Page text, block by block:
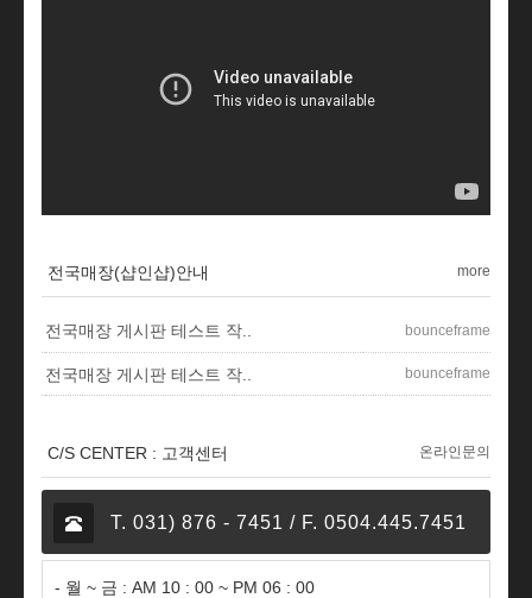
전국매장(샵인샵)안내 more
전국매장 게시판 테스트 작.. bounceframe
전국매장 게시판 테스트 작.. bounceframe
C/S CENTER : 고객센터 온라인문의
T. 031) 876 - 7451 / F. 0504.445.7451
- 월 ~ 금 : AM 10 : 00 ~ PM 06 : 00